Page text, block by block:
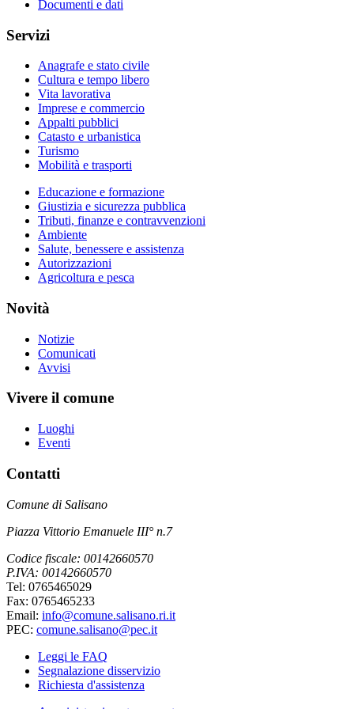
Documenti e dati
Servizi
Anagrafe e stato civile
Cultura e tempo libero
Vita lavorativa
Imprese e commercio
Appalti pubblici
Catasto e urbanistica
Turismo
Mobilità e trasporti
Educazione e formazione
Giustizia e sicurezza pubblica
Tributi, finanze e contravvenzioni
Ambiente
Salute, benessere e assistenza
Autorizzazioni
Agricoltura e pesca
Novità
Notizie
Comunicati
Avvisi
Vivere il comune
Luoghi
Eventi
Contatti
Comune di Salisano
Piazza Vittorio Emanuele III° n.7
Codice fiscale: 00142660570
P.IVA: 00142660570
Tel: 0765465029
Fax: 0765465233
Email: info@comune.salisano.ri.it
PEC: comune.salisano@pec.it
Leggi le FAQ
Segnalazione disservizio
Richiesta d'assistenza